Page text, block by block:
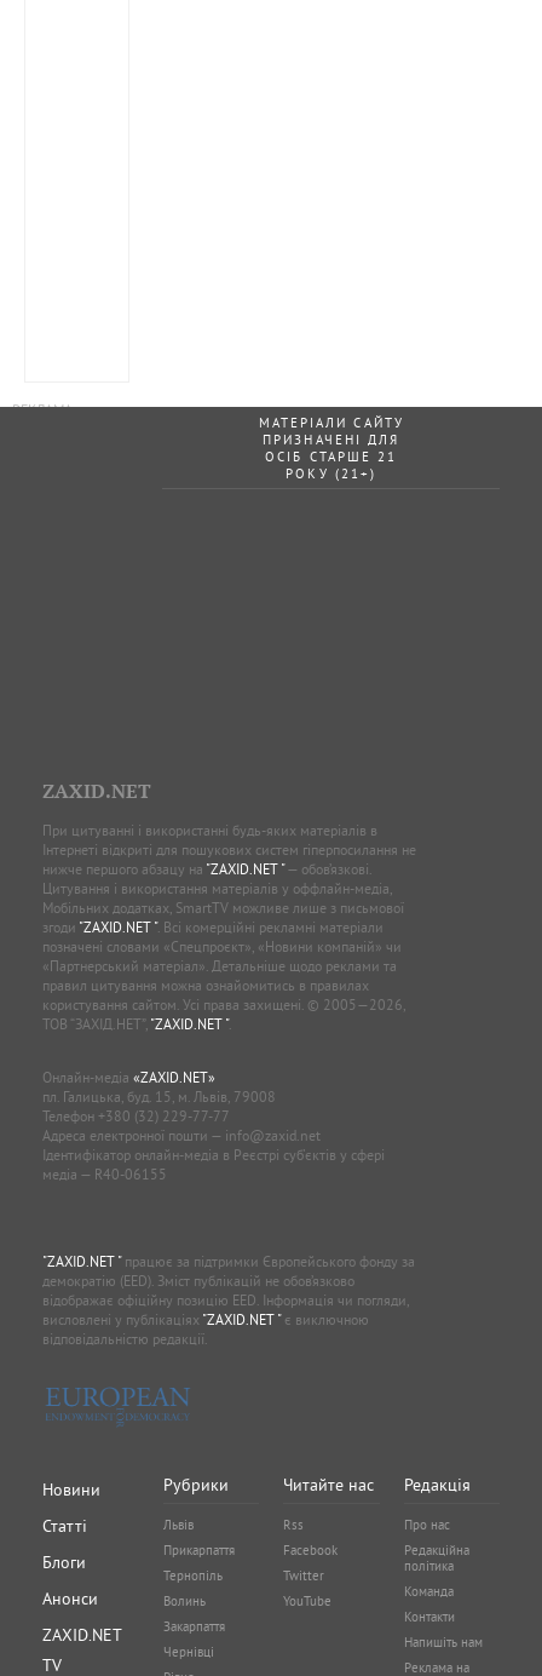
МАТЕРІАЛИ САЙТУ
ПРИЗНАЧЕНІ ДЛЯ
ОСІБ СТАРШЕ 21
РОКУ (21+)
ZAXID.NET
При цитуванні і використанні будь-яких матеріалів в
Інтернеті відкриті для пошукових систем гіперпосилання не
нижче першого абзацу на "ZAXID.NET "— обов’язкові.
Цитування і використання матеріалів у оффлайн-медіа,
Мобільних додатках, SmartTV можливе лише з письмової
згоди "ZAXID.NET ". Всі комерційні рекламні матеріали
позначені словами «Спецпроєкт», «Новини компаній» чи
«Партнерський матеріал». Детальніше щодо реклами та
правил цитування можна ознайомитись в правилах
користування сайтом. Усі права захищені. © 2005—2026,
ТОВ “ЗАХІД.НЕТ”, "ZAXID.NET ".
Онлайн-медіа «ZAXID.NET»
пл. Галицька, буд. 15, м. Львів, 79008
Телефон +380 (32) 229-77-77
Адреса електронної пошти — info@zaxid.net
Ідентифікатор онлайн-медіа в Реєстрі суб'єктів у сфері
медіа — R40-06155
"ZAXID.NET "працює за підтримки Європейського фонду за
демократію (EED). Зміст публікацій не обов’язково
відображає офіційну позицію EED. Інформація чи погляди,
висловлені у публікаціях "ZAXID.NET "є виключною
відповідальністю редакції.
Новини
Статті
Блоги
Анонси
ZAXID.NET
TV
Рубрики
Львів
Прикарпаття
Тернопіль
Волинь
Закарпаття
Чернівці
Читайте нас
Rss
Facebook
Twitter
YouTube
Редакція
Про нас
Редакційна
політика
Команда
Контакти
Напишіть нам
Реклама на